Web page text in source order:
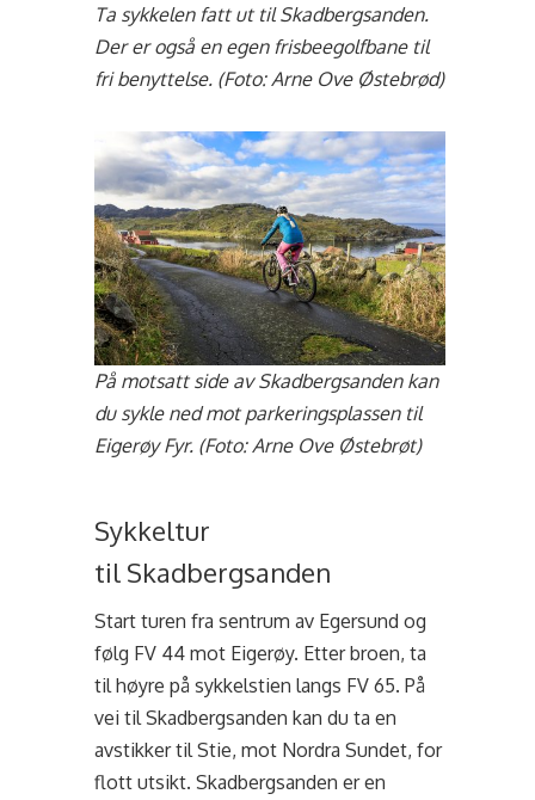
Ta sykkelen fatt ut til Skadbergsanden.
Der er også en egen frisbeegolfbane til
fri benyttelse. (Foto: Arne Ove Østebrød)
På motsatt side av Skadbergsanden kan
du sykle ned mot parkeringsplassen til
Eigerøy Fyr. (Foto: Arne Ove Østebrøt)
Sykkeltur
til Skadbergsanden
Start turen fra sentrum av Egersund og
følg FV 44 mot Eigerøy. Etter broen, ta
til høyre på sykkelstien langs FV 65. På
vei til Skadbergsanden kan du ta en
avstikker til Stie, mot Nordra Sundet, for
flott utsikt. Skadbergsanden er en